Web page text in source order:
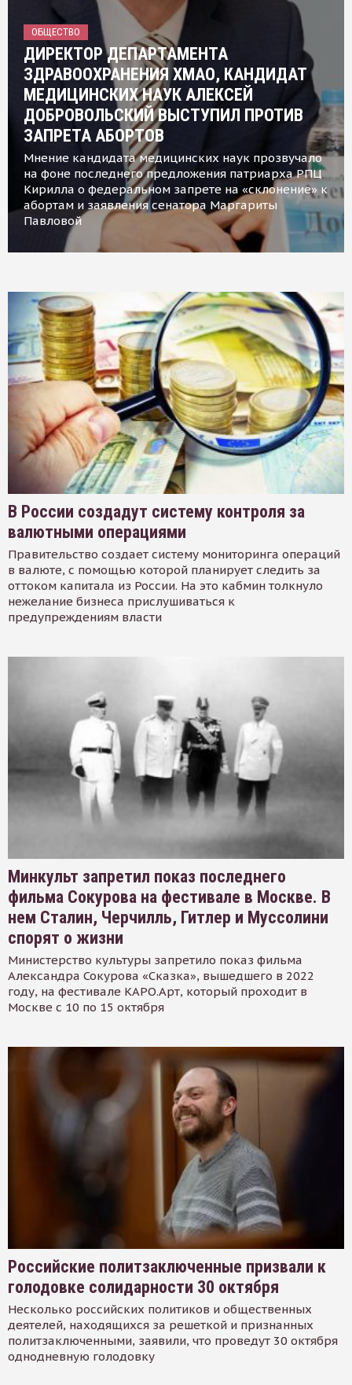
ОБЩЕСТВО
ДИРЕКТОР ДЕПАРТАМЕНТА
ЗДРАВООХРАНЕНИЯ ХМАО, КАНДИДАТ
МЕДИЦИНСКИХ НАУК АЛЕКСЕЙ
ДОБРОВОЛЬСКИЙ ВЫСТУПИЛ ПРОТИВ
ЗАПРЕТА АБОРТОВ
Мнение кандидата медицинских наук прозвучало
на фоне последнего предложения патриарха РПЦ
Кирилла о федеральном запрете на «склонение» к
абортам и заявления сенатора Маргариты
Павловой
В России создадут систему контроля за
валютными операциями
Правительство создает систему мониторинга операций
в валюте, с помощью которой планирует следить за
оттоком капитала из России. На это кабмин толкнуло
нежелание бизнеса прислушиваться к
предупреждениям власти
Минкульт запретил показ последнего
фильма Сокурова на фестивале в Москве. В
нем Сталин, Черчилль, Гитлер и Муссолини
спорят о жизни
Министерство культуры запретило показ фильма
Александра Сокурова «Сказка», вышедшего в 2022
году, на фестивале КАРО.Арт, который проходит в
Москве с 10 по 15 октября
Российские политзаключенные призвали к
голодовке солидарности 30 октября
Несколько российских политиков и общественных
деятелей, находящихся за решеткой и признанных
политзаключенными, заявили, что проведут 30 октября
однодневную голодовку